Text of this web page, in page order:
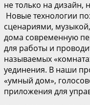
не только на дизайн,
Новые технологии
сценариями,
дома современную
для работы и
называемых
уединения. В наши
«умный дом»,
приложения для